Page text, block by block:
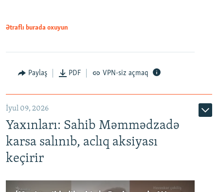
Ətraflı burada oxuyun
Paylaş PDF VPN-siz açmaq
İyul 09, 2026
Yaxınları: Sahib Məmmədzadə
karsa salınıb, aclıq aksiyası
keçirir